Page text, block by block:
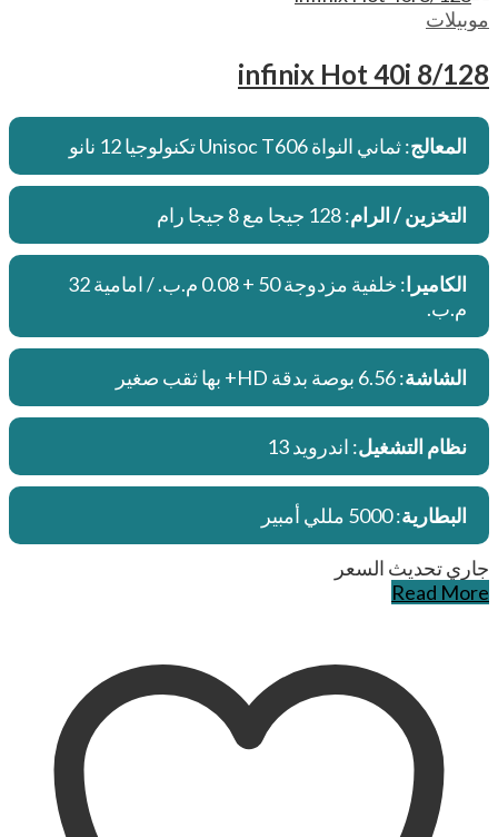
موبيلات
infinix Hot 40i 8/128
المعالج: ثماني النواة Unisoc T606 تكنولوجيا 12 نانو
التخزين / الرام: 128 جيجا مع 8 جيجا رام
الكاميرا
: خلفية مزدوجة 50 + 0.08 م.ب. / امامية 32
م.ب.
الشاشة: 6.56 بوصة بدقة HD+ بها ثقب صغير
نظام التشغيل: اندرويد 13
البطارية: 5000 مللي أمبير
جاري تحديث السعر
Read More